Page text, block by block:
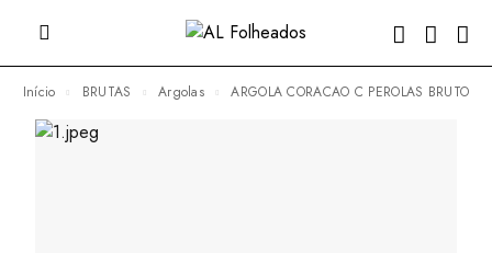
Início BRUTAS Argolas ARGOLA CORACAO C PEROLAS BRUTO